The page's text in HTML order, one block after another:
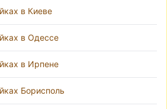
в Киеве
в Одессе
в Ирпене
Борисполь